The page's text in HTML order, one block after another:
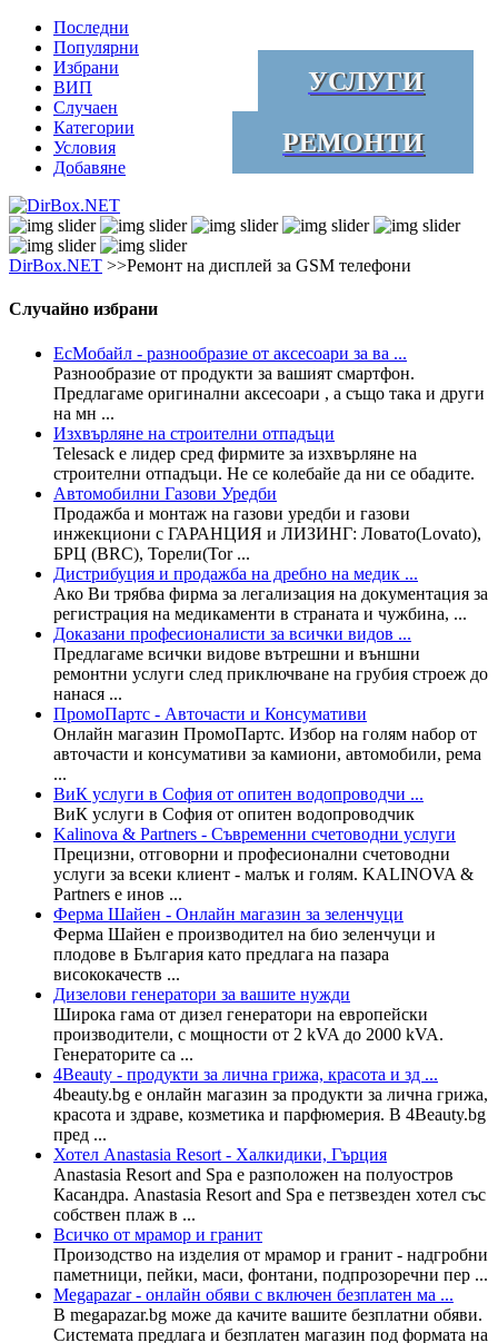
Последни
Популярни
Избрани
ВИП
Случаен
Категории
Условия
Добавяне
УСЛУГИ
РЕМОНТИ
DirBox.NET >>Ремонт на дисплей за GSM телефони
Случайно избрани
ЕсМобайл - разнообразие от аксесоари за ва ...
Разнообразие от продукти за вашият смартфон.
Предлагаме оригинални аксесоари , а също така и други
на мн ...
Изхвърляне на строителни отпадъци
Telesack е лидер сред фирмите за изхвърляне на
строителни отпадъци. Не се колебайе да ни се обадите.
Автомобилни Газови Уредби
Продажба и монтаж на газови уредби и газови
инжекциони с ГАРАНЦИЯ и ЛИЗИНГ: Ловато(Lovato),
БРЦ (BRC), Торели(Tor ...
Дистрибуция и продажба на дребно на медик ...
Ако Ви трябва фирма за легализация на документация за
регистрация на медикаменти в страната и чужбина, ...
Доказани професионалисти за всички видов ...
Предлагаме всички видове вътрешни и външни
ремонтни услуги след приключване на грубия строеж до
нанася ...
ПромоПартс - Авточасти и Консумативи
Онлайн магазин ПромоПартс. Избор на голям набор от
авточасти и консумативи за камиони, автомобили, рема
...
ВиК услуги в София от опитен водопроводчи ...
ВиК услуги в София от опитен водопроводчик
Kalinova & Partners - Съвременни счетоводни услуги
Прецизни, отговорни и професионални счетоводни
услуги за всеки клиент - малък и голям. KALINOVA &
Partners е инов ...
Ферма Шайен - Онлайн магазин за зеленчуци
Ферма Шайен е производител на био зеленчуци и
плодове в България като предлага на пазара
висококачеств ...
Дизелови генератори за вашите нужди
Широка гама от дизел генератори на европейски
производители, с мощности от 2 kVA до 2000 kVA.
Генераторите са ...
4Beauty - продукти за лична грижа, красота и зд ...
4beauty.bg е онлайн магазин за продукти за лична грижа,
красота и здраве, козметика и парфюмерия. В 4Beauty.bg
пред ...
Хотел Anastasia Resort - Халкидики, Гърция
Anastasia Resort and Spa е разположен на полуостров
Касандра. Anastasia Resort and Spa е петзвезден хотел със
собствен плаж в ...
Всичко от мрамор и гранит
Произодство на изделия от мрамор и гранит - надгробни
паметници, пейки, маси, фонтани, подпрозоречни пер ...
Megapazar - онлайн обяви с включен безплатен ма ...
В megapazar.bg може да качите вашите безплатни обяви.
Системата предлага и безплатен магазин под формата на